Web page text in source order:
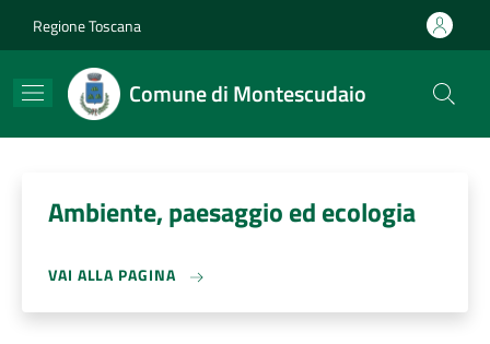
Regione Toscana
Comune di Montescudaio
Ambiente, paesaggio ed ecologia
VAI ALLA PAGINA